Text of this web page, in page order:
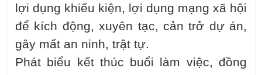
lợi dụng khiếu kiện, lợi dụng mạng xã hội
để kích động, xuyên tạc, cản trở dự án,
gây mất an ninh, trật tự.
Phát biểu kết thúc buổi làm việc, đồng